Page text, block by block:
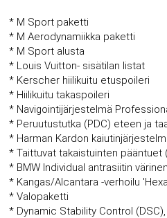
* M Sport paketti
* M Aerodynamiikka paketti
* M Sport alusta
* Louis Vuitton- sisätilan listat
* Kerscher hiilikuitu etuspoileri
* Hiilikuitu takaspoileri
* Navigointijärjestelmä
* Peruutustutka (PDC) eteen ja
* Harman Kardon
* Taittuvat takaistuinten pääntuet
* BMW Individual antrasiitin
* Kangas/Alcantara -verhoilu
* Valopaketti
* Dynamic Stability Control